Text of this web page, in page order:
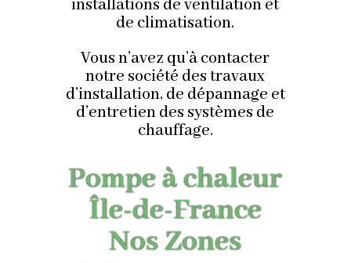
installations de ventilation et
de climatisation.
Vous n’avez qu’à contacter
notre société des travaux
d’installation, de dépannage et
d’entretien des systèmes de
chauffage.
Pompe à chaleur
Île-de-France
Nos Zones